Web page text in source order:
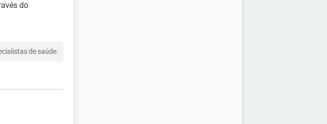
do
de saúde.